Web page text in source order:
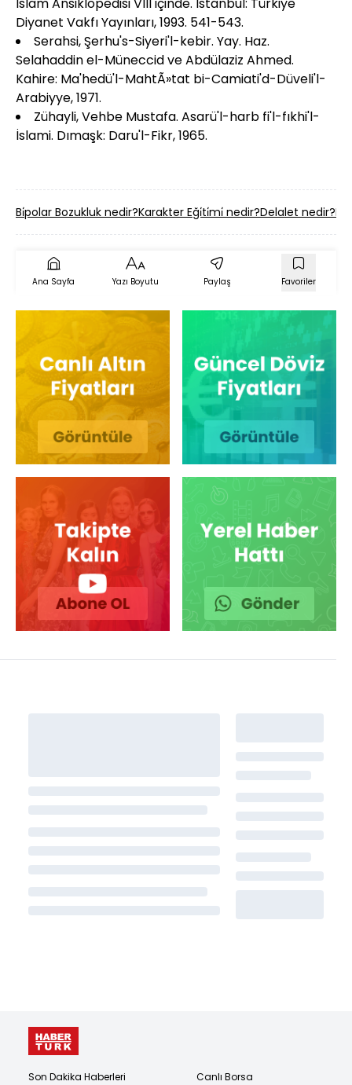
Diyanet Vakfı Yayınları, 1993. 541-543.
Serahsi, Şerhu's-Siyeri'l-kebir. Yay. Haz.
Selahaddin el-Müneccid ve Abdülaziz Ahmed.
Kahire: Ma'hedü'l-MahtÃ»tat bi-Camiati'd-Düveli'l-
Arabiyye, 1971.
Zühayli, Vehbe Mustafa. Asarü'l-harb fi'l-fıkhi'l-
İslami. Dımaşk: Daru'l-Fikr, 1965.
Bi̇polar Bozukluk nedir?Karakter Eği̇ti̇mi̇ nedir?Delalet nedir?
Ana Sayfa Yazı Boyutu Paylaş Favoriler
Son Dakika Haberleri
Canlı Borsa